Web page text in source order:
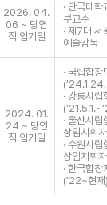
2026. 04.
06 ~ 당연
직 임기일
· 단국대
부교수
· 제7대 서
예술감독
2024. 01.
24 ~ 당연
직 임기일
· 국립합
· 강릉시
· 울산시
상임지휘
· 수원시
상임지휘
· 한국합
(’22~현재)